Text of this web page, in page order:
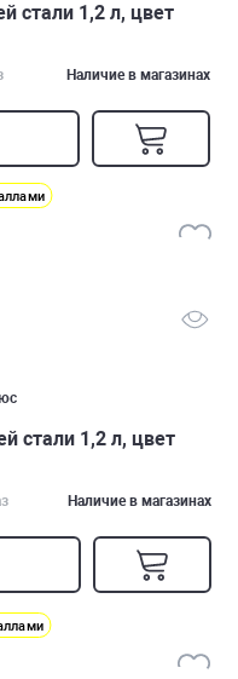
стали 1,2 л, цвет
Наличие в магазинах
стали 1,2 л, цвет
Наличие в магазинах